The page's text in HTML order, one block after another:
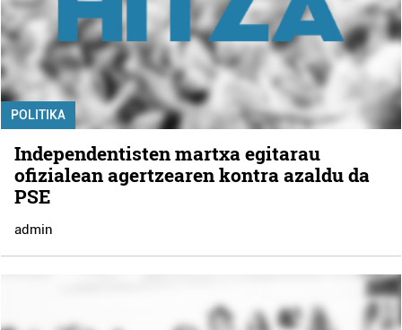
POLITIKA
Independentisten martxa egitarau
ofizialean agertzearen kontra azaldu da
PSE
admin